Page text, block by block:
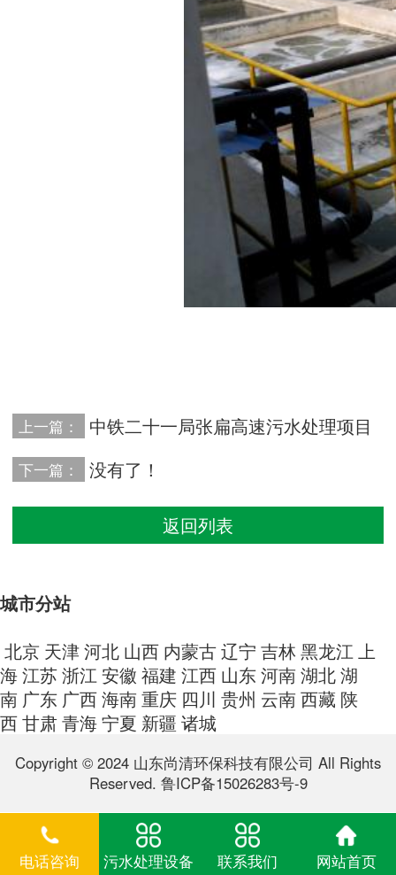
上一篇： 中铁二十一局张扁高速污水处理项目
下一篇： 没有了！
返回列表
城市分站
北京 天津河北 山西 内蒙古辽宁 吉林黑龙江上
海江苏浙江安徽 福建 江西 山东河南湖北湖
南 广东 广西海南重庆 四川 贵州 云南西藏 陕
西甘肃青海宁夏 新疆 诸城
Copyright © 2024 山东尚清环保科技有限公司 All Rights
Reserved. 鲁ICP备15026283号-9
电话咨询 污水处理设备 联系我们 网站首页